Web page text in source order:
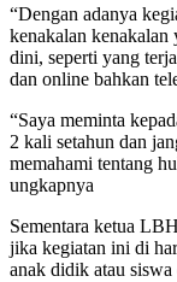
“Dengan adanya
kenakalan kenakalan
dini, seperti yang
dan online bahkan
“Saya meminta
2 kali setahun dan
memahami tentang
ungkapnya
Sementara ketua
jika kegiatan ini di
anak didik atau